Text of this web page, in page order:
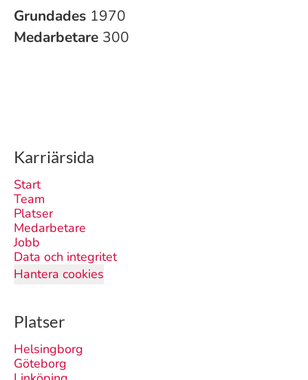
Grundades 1970
Medarbetare 300
Karriärsida
Start
Team
Platser
Medarbetare
Jobb
Data och integritet
Hantera cookies
Platser
Helsingborg
Göteborg